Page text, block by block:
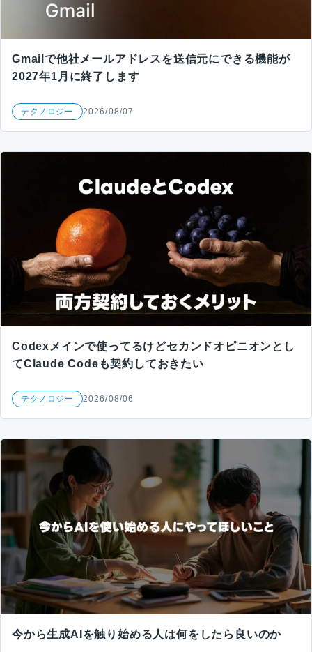
Gmailで他社メールアドレスを送信元にできる機能が
2027年1月に終了します
テクノロジー 2026/08/07
Codexメインで使ってるけどセカンドオピニオンとし
てClaude Codeも契約しておきたい
テクノロジー 2026/08/06
今から生成AIを触り始める人は何をしたら良いのか